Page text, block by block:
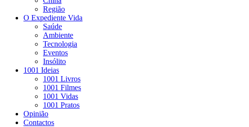
Região
O Expediente Vida
Saúde
Ambiente
Tecnologia
Eventos
Insólito
1001 Ideias
1001 Livros
1001 Filmes
1001 Vidas
1001 Pratos
Opinião
Contactos